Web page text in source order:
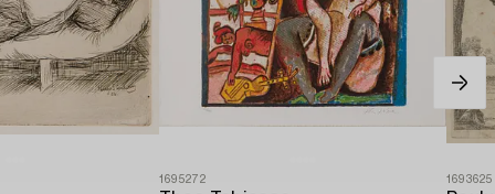
1695272 1693625